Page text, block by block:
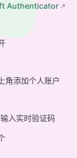
Authenticator
角添加个人账户
入实时验证码